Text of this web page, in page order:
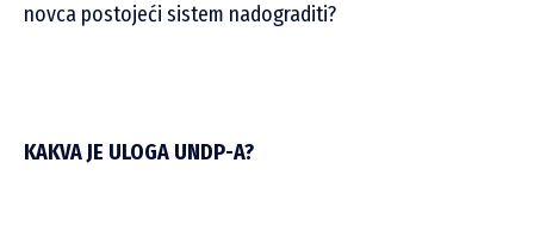
novca postojeći sistem nadograditi?
KAKVA JE ULOGA UNDP-A?